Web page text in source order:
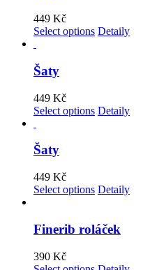
449 Kč
Select options Detaily
Šaty
449 Kč
Select options Detaily
Šaty
449 Kč
Select options Detaily
Finerib roláček
390 Kč